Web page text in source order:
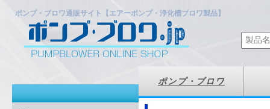
ポンプ・ブロワ通販サイト【エアーポンプ・浄化槽ブロワ製品】
ポンプ・ブロワ